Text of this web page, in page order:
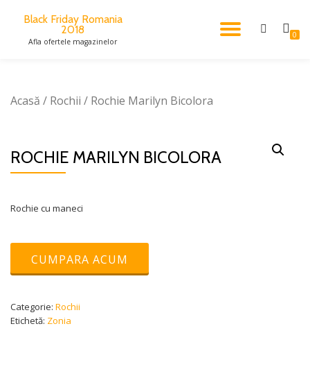
Black Friday Romania
2018
Afla ofertele magazinelor
0
Acasă / Rochii / Rochie Marilyn Bicolora
ROCHIE MARILYN BICOLORA
Rochie cu maneci
CUMPARA ACUM
Categorie: Rochii
Etichetă: Zonia